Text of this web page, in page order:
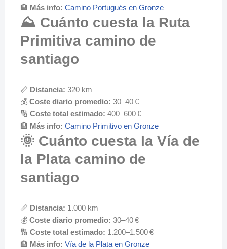
🏨 Más info: Camino Portugués en Gronze
⛰️ Cuánto cuesta la Ruta
Primitiva camino de
santiago
📏 Distancia: 320 km
💰 Coste diario promedio: 30–40 €
🔢 Coste total estimado: 400–600 €
🏨 Más info: Camino Primitivo en Gronze
🌞 Cuánto cuesta la Vía de
la Plata camino de
santiago
📏 Distancia: 1.000 km
💰 Coste diario promedio: 30–40 €
🔢 Coste total estimado: 1.200–1.500 €
🏨 Más info: Vía de la Plata en Gronze